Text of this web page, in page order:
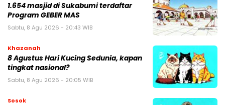
1.654 masjid di Sukabumi terdaftar
Program GEBER MAS
Sabtu, 8 Agu 2026 - 20:43 WIB
Khazanah
8 Agustus Hari Kucing Sedunia, kapan
tingkat nasional?
Sabtu, 8 Agu 2026 - 20:05 WIB
Sosok